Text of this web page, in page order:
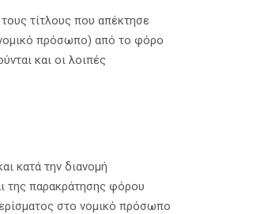
τίτλους που απέκτησε
πρόσωπο) από το φόρο
και οι λοιπές
κατά την διανομή
της παρακράτησης φόρου
στο νομικό πρόσωπο